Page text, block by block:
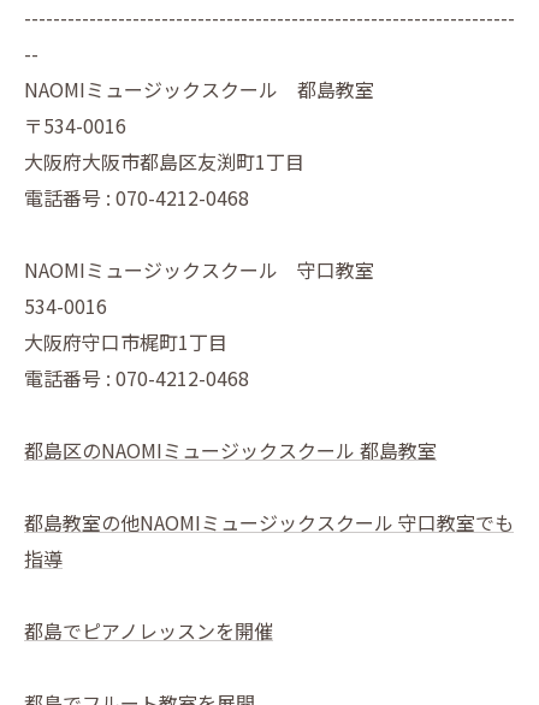
--------------------------------------------------------------------
--
NAOMIミュージックスクール 都島教室
〒534-0016
大阪府大阪市都島区友渕町1丁目
電話番号 : 070-4212-0468
NAOMIミュージックスクール 守口教室
534-0016
大阪府守口市梶町1丁目
電話番号 : 070-4212-0468
都島区のNAOMIミュージックスクール 都島教室
都島教室の他NAOMIミュージックスクール 守口教室でも
指導
都島でピアノレッスンを開催